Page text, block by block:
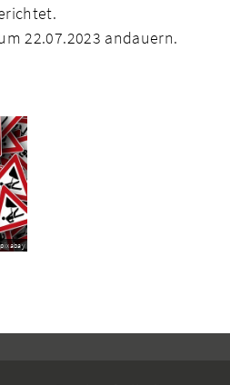
22.07.2023 andauern.